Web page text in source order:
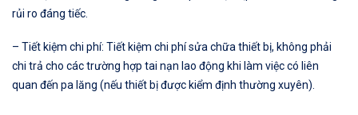
rủi ro đáng tiếc.
– Tiết kiệm chi phí: Tiết kiệm chi phí sửa chữa thiết bị, không phải
chi trả cho các trường hợp tai nạn lao động khi làm việc có liên
quan đến pa lăng (nếu thiết bị được kiểm định thường xuyên).